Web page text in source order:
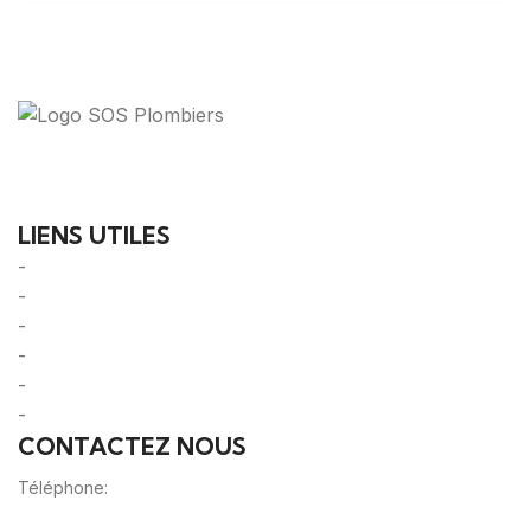
LIENS UTILES
-
-
-
-
-
-
CONTACTEZ NOUS
Téléphone: